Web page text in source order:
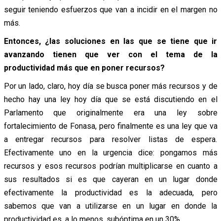
seguir teniendo esfuerzos que van a incidir en el margen no
más.
Entonces, ¿las soluciones en las que se tiene que ir
avanzando tienen que ver con el tema de la
productividad más que en poner recursos?
Por un lado, claro, hoy día se busca poner más recursos y de
hecho hay una ley hoy día que se está discutiendo en el
Parlamento que originalmente era una ley sobre
fortalecimiento de Fonasa, pero finalmente es una ley que va
a entregar recursos para resolver listas de espera.
Efectivamente uno en la urgencia dice: pongamos más
recursos y esos recursos podrían multiplicarse en cuanto a
sus resultados si es que cayeran en un lugar donde
efectivamente la productividad es la adecuada, pero
sabemos que van a utilizarse en un lugar en donde la
productividad es, a lo menos, subóptima en un 30%.